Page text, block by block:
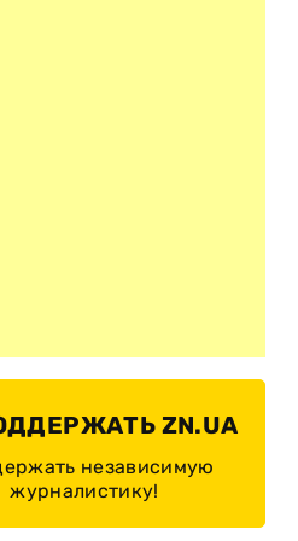
ZN.UA
независимую
журналистику!